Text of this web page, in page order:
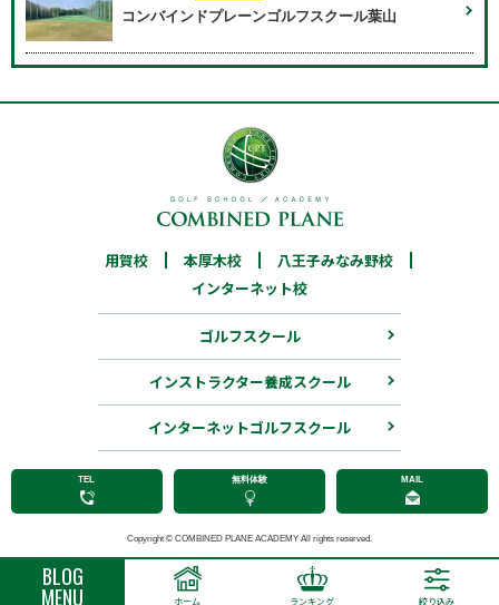
コンバインドプレーンゴルフスクール葉山
BLOG
MENU ホーム ランキング 絞り込み
用賀校 本厚木校
八王子みなみ野校
インターネット校
ゴルフスクール
インストラクター養成スクール
インターネットゴルフスクール
TEL
用賀校
046-205-7172
八王子みなみ野校
042-683-4925
03-6913-5455
インストラクター養成スクール
03-6805-7572
無料体験 MAIL
Copyright © COMBINED PLANE ACADEMY All rights reserved.